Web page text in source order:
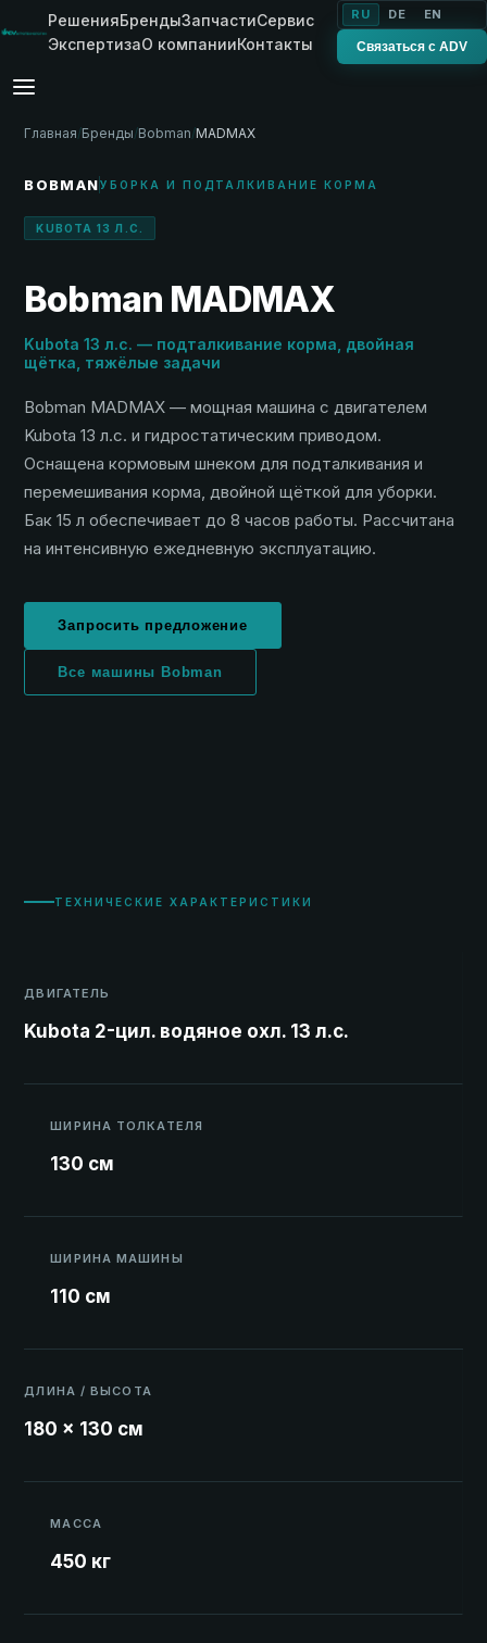
РешенияБрендыЗапчастиСервис
ЭкспертизаО компанииКонтакты
RU DE EN
Связаться с ADV
Главная/Бренды/Bobman/MADMAX
BOBMANУБОРКА И ПОДТАЛКИВАНИЕ КОРМА
KUBOTA 13 Л.С.
Bobman MADMAX
Kubota 13 л.с. — подталкивание корма, двойная
щётка, тяжёлые задачи
Bobman MADMAX — мощная машина с двигателем
Kubota 13 л.с. и гидростатическим приводом.
Оснащена кормовым шнеком для подталкивания и
перемешивания корма, двойной щёткой для уборки.
Бак 15 л обеспечивает до 8 часов работы. Рассчитана
на интенсивную ежедневную эксплуатацию.
Запросить предложение
Все машины Bobman
ТЕХНИЧЕСКИЕ ХАРАКТЕРИСТИКИ
ДВИГАТЕЛЬ
Kubota 2-цил. водяное охл. 13 л.с.
ШИРИНА ТОЛКАТЕЛЯ
130 см
ШИРИНА МАШИНЫ
110 см
ДЛИНА / ВЫСОТА
180 × 130 см
МАССА
450 кг